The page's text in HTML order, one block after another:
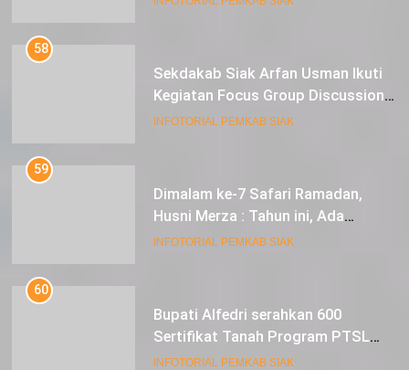
58
Sekdakab Siak Arfan Usman Ikuti
Kegiatan Focus Group Discussion
Tentang Kebijakan Penganggaran
INFOTORIAL PEMKAB SIAK
59
Dimalam ke-7 Safari Ramadan,
Husni Merza : Tahun ini, Ada
Perbaikan Jalan Lintas Siak ke
INFOTORIAL PEMKAB SIAK
60
Bupati Alfedri serahkan 600
Sertifikat Tanah Program PTSL
kepada Masyarakat Tualang
INFOTORIAL PEMKAB SIAK